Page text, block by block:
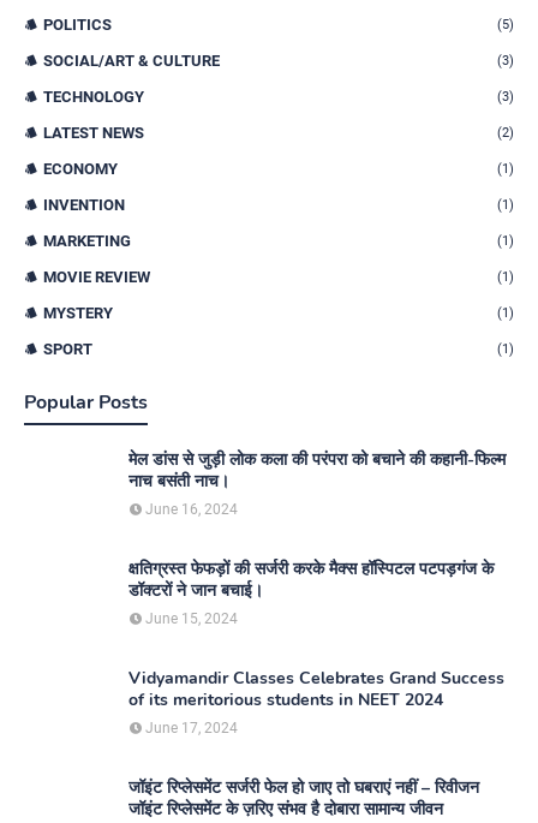
POLITICS (5)
SOCIAL/ART & CULTURE (3)
TECHNOLOGY (3)
LATEST NEWS (2)
ECONOMY (1)
INVENTION (1)
MARKETING (1)
MOVIE REVIEW (1)
MYSTERY (1)
SPORT (1)
Popular Posts
मेल डांस से जुड़ी लोक कला की परंपरा को बचाने की कहानी-फिल्म
नाच बसंती नाच।
June 16, 2024
क्षतिग्रस्त फेफड़ों की सर्जरी करके मैक्स हॉस्पिटल पटपड़गंज के
डॉक्टरों ने जान बचाई।
June 15, 2024
Vidyamandir Classes Celebrates Grand Success
of its meritorious students in NEET 2024
June 17, 2024
जॉइंट रिप्लेसमेंट सर्जरी फेल हो जाए तो घबराएं नहीं – रिवीजन
जॉइंट रिप्लेसमेंट के ज़रिए संभव है दोबारा सामान्य जीवन